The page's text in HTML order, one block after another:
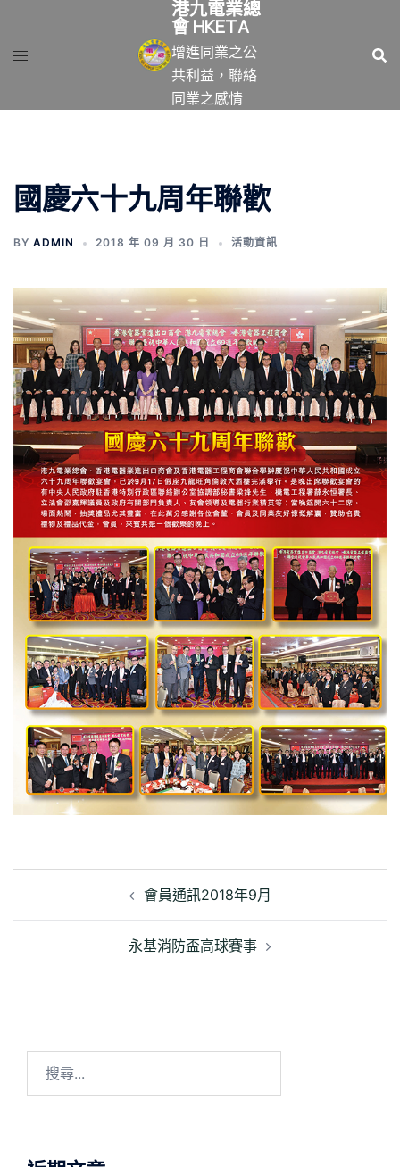
港九電業總
會 HKETA
增進同業之公
共利益，聯絡
同業之感情
國慶六十九周年聯歡
BY ADMIN 2018 年 09 月 30 日 活動資訊
文
導
會員通訊2018年9月
永基消防盃高球賽事
字: